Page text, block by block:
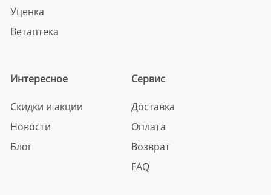
Уценка
Ветаптека
Интересное
Скидки и акции
Новости
Блог
Сервис
Доставка
Оплата
Возврат
FAQ